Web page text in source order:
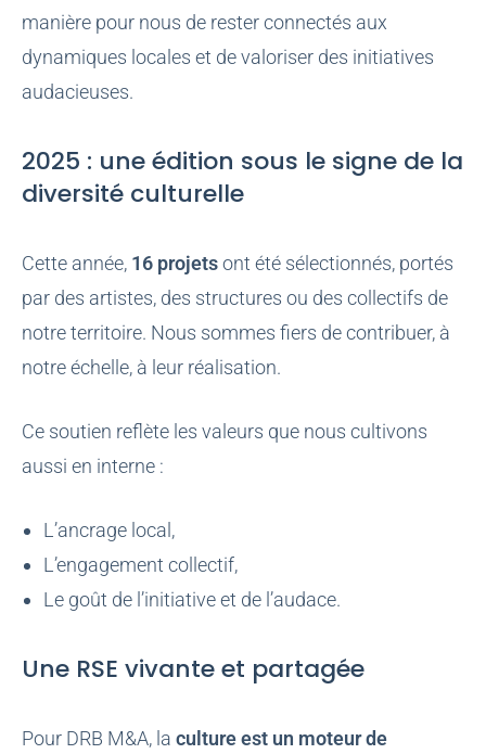
manière pour nous de rester connectés aux
dynamiques locales et de valoriser des initiatives
audacieuses.
2025 : une édition sous le signe de la
diversité culturelle
Cette année, 16 projetsont été sélectionnés, portés
par des artistes, des structures ou des collectifs de
notre territoire. Nous sommes fiers de contribuer, à
notre échelle, à leur réalisation.
Ce soutien reflète les valeurs que nous cultivons
aussi en interne :
L’ancrage local,
L’engagement collectif,
Le goût de l’initiative et de l’audace.
Une RSE vivante et partagée
Pour DRB M&A, la culture est un moteur de